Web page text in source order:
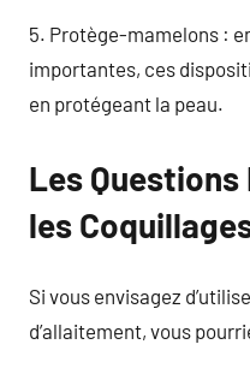
5. Protège-mamelons :
importantes, ces
en protégeant la peau.
Les
les
Si vous envisagez
d’allaitement, vous